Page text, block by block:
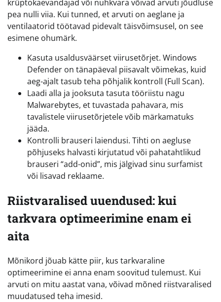
krüptokaevandajad või nuhkvara võivad arvuti jõudluse
pea nulli viia. Kui tunned, et arvuti on aeglane ja
ventilaatorid töötavad pidevalt täisvõimsusel, on see
esimene ohumärk.
Kasuta usaldusväärset viirusetõrjet. Windows
Defender on tänapäeval piisavalt võimekas, kuid
aeg-ajalt tasub teha põhjalik kontroll (Full Scan).
Laadi alla ja jooksuta tasuta tööriistu nagu
Malwarebytes, et tuvastada pahavara, mis
tavalistele viirusetõrjetele võib märkamatuks
jääda.
Kontrolli brauseri laiendusi. Tihti on aegluse
põhjuseks halvasti kirjutatud või pahatahtlikud
brauseri “add-onid”, mis jälgivad sinu surfamist
või lisavad reklaame.
Riistvaralised uuendused: kui
tarkvara optimeerimine enam ei
aita
Mõnikord jõuab kätte piir, kus tarkvaraline
optimeerimine ei anna enam soovitud tulemust. Kui
arvuti on mitu aastat vana, võivad mõned riistvaralised
muudatused teha imesid.